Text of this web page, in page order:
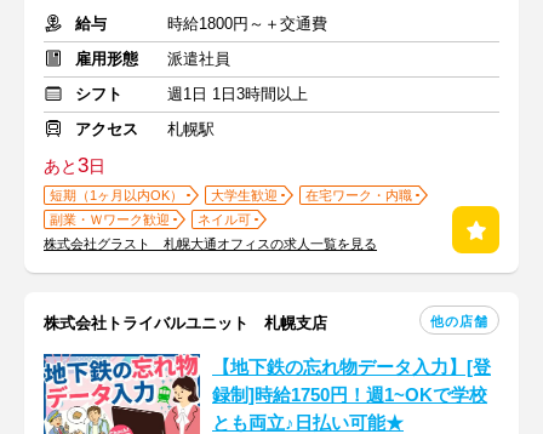
給与
時給1800円～＋交通費
雇用形態
派遣社員
シフト
週1日 1日3時間以上
アクセス
札幌駅
あと3日
短期（1ヶ月以内OK） 大学生歓迎
在宅ワーク・内職
副業・Ｗワーク歓迎
ネイル可
株式会社グラスト 札幌大通オフィスの求人一覧を見る
株式会社トライバルユニット 札幌支店 他の店舗
【地下鉄の忘れ物データ入力】[登
録制]時給1750円！週1~OKで学校
とも両立♪日払い可能★